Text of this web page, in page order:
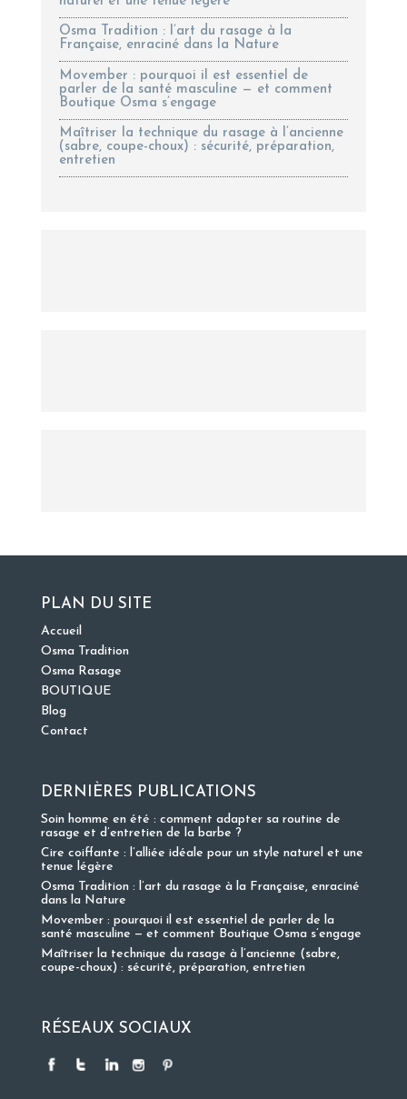
Osma Tradition : l’art du rasage à la
Française, enraciné dans la Nature
Movember : pourquoi il est essentiel de
parler de la santé masculine — et comment
Boutique Osma s’engage
Maîtriser la technique du rasage à l’ancienne
(sabre, coupe-choux) : sécurité, préparation,
entretien
PLAN DU SITE
Accueil
Osma Tradition
Osma Rasage
BOUTIQUE
Blog
Contact
DERNIÈRES PUBLICATIONS
Soin homme en été : comment adapter sa routine de
rasage et d’entretien de la barbe ?
Cire coiffante : l’alliée idéale pour un style naturel et une
tenue légère
Osma Tradition : l’art du rasage à la Française, enraciné
dans la Nature
Movember : pourquoi il est essentiel de parler de la
santé masculine — et comment Boutique Osma s’engage
Maîtriser la technique du rasage à l’ancienne (sabre,
coupe-choux) : sécurité, préparation, entretien
RÉSEAUX SOCIAUX